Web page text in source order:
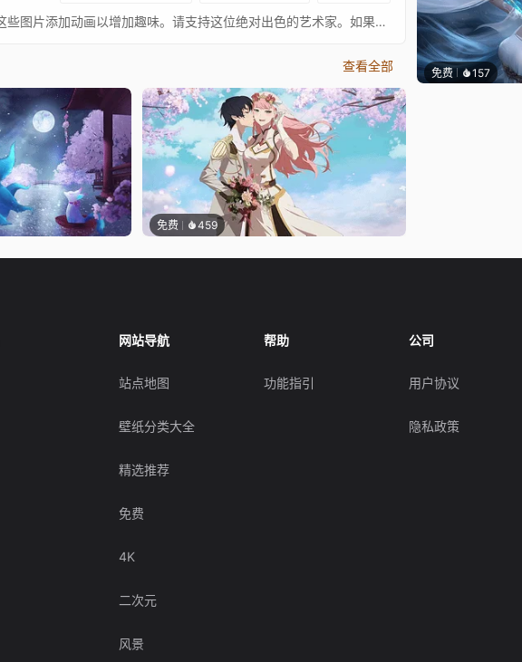
〖 这张壁纸不是我绘制的，真正的艺术家总是在 ↓这里↓。我只是为这些图片添加动画以增加趣味。请支持这位绝对出色的艺术家。如果有任何艺术家不希望这张壁纸出现在这里，请联系我，我会将其移除。〗- 数字艺术： https://www.artstation.com/davidzrichardson - 音乐： https://www.youtube.com/watch?v=T_WUvxO0lnk⠀⠀↓↓↓↓↓↓↓⠀⠀★ 你可以在这里查看我批准的壁纸收藏 ★⠀⠀↓↓↓↓↓↓↓⠀⠀
查看全部
免费 459
免费 157
网站导航
站点地图
壁纸分类大全
精选推荐
免费
4K
二次元
风景
帮助
功能指引
公司
用户协议
隐私政策